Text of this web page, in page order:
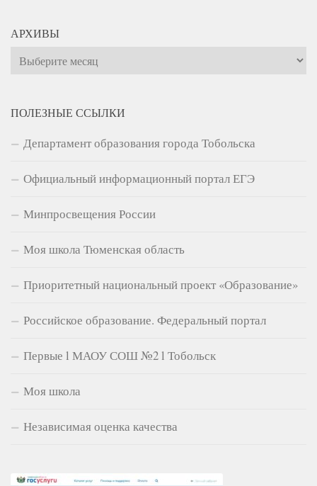
АРХИВЫ
Архивы
ПОЛЕЗНЫЕ ССЫЛКИ
Департамент образования города Тобольска
Официальный информационный портал ЕГЭ
Минпросвещения России
Моя школа Тюменская область
Приоритетный национальный проект «Образование»
Российское образование. Федеральный портал
Первые l МАОУ СОШ №2 l Тобольск
Моя школа
Независимая оценка качества